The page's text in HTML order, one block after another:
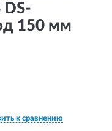
DS-
150 мм
к сравнению